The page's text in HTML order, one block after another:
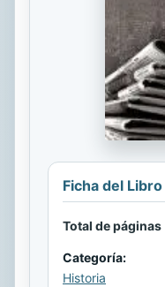
Ficha del Libro
Total de páginas
Categoría:
Historia